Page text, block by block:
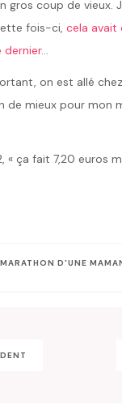
gros coup de vieux.
fois-ci,cela avait
dernier…
on est allé
de mieux pour mon
« ça fait 7,20 euros
D'UNE